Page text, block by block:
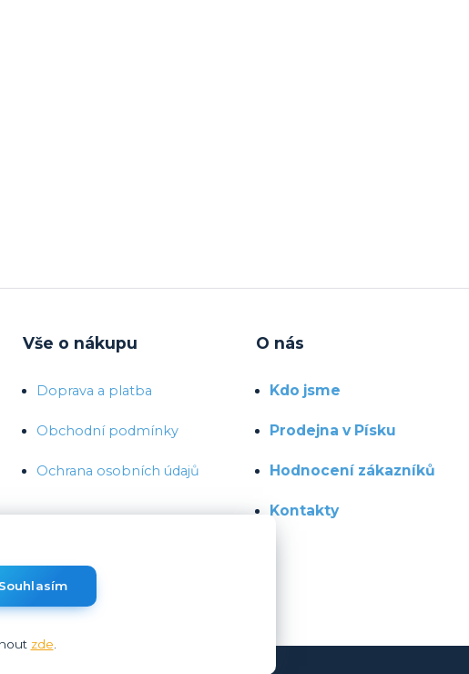
Vše o nákupu
Doprava a platba
Obchodní podmínky
Ochrana osobních údajů
O nás
Kdo jsme
Prodejna v Písku
Hodnocení zákazníků
Kontakty
Souhlasím
zde